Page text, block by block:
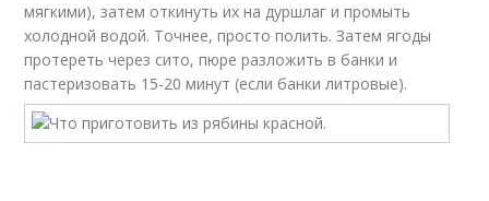
мягкими), затем откинуть их на дуршлаг и промыть
холодной водой. Точнее, просто полить. Затем ягоды
протереть через сито, пюре разложить в банки и
пастеризовать 15-20 минут (если банки литровые).